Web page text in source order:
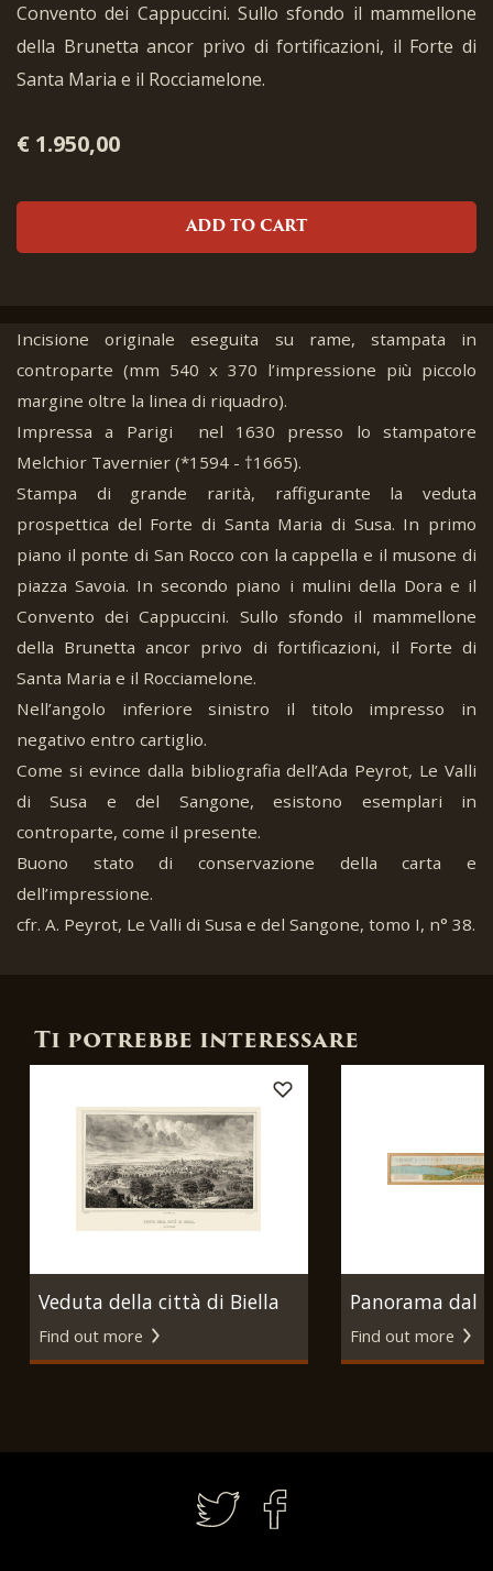
Convento dei Cappuccini. Sullo sfondo il mammellone
della Brunetta ancor privo di fortificazioni, il Forte di
Santa Maria e il Rocciamelone.
€ 1.950,00
ADD TO CART
Incisione originale eseguita su rame, stampata in
controparte (mm 540 x 370 l’impressione più piccolo
margine oltre la linea di riquadro).
Impressa a Parigi nel 1630 presso lo stampatore
Melchior Tavernier (*1594 - †1665).
Stampa di grande rarità, raffigurante la veduta
prospettica del Forte di Santa Maria di Susa. In primo
piano il ponte di San Rocco con la cappella e il musone di
piazza Savoia. In secondo piano i mulini della Dora e il
Convento dei Cappuccini. Sullo sfondo il mammellone
della Brunetta ancor privo di fortificazioni, il Forte di
Santa Maria e il Rocciamelone.
Nell’angolo inferiore sinistro il titolo impresso in
negativo entro cartiglio.
Come si evince dalla bibliografia dell’Ada Peyrot, Le Valli
di Susa e del Sangone, esistono esemplari in
controparte, come il presente.
Buono stato di conservazione della carta e
dell’impressione.
cfr. A. Peyrot, Le Valli di Susa e del Sangone, tomo I, n° 38.
Ti potrebbe interessare
Veduta della città di Biella
presa da S. Gerolamo.
Find out more
Panorama dal
Portofino
1920.
Find out more